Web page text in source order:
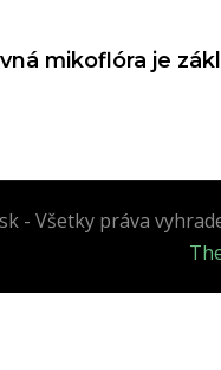
mikoflóra je
- Všetky práva